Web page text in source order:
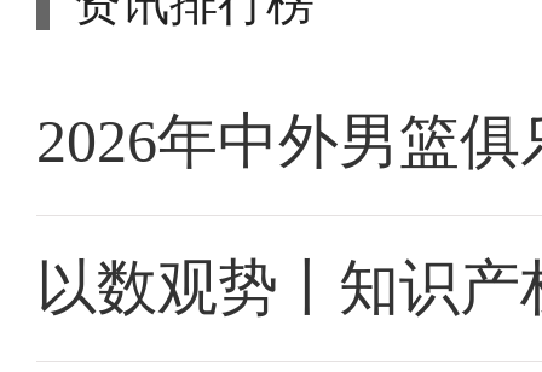
2026年中外男篮
以数观势丨知识